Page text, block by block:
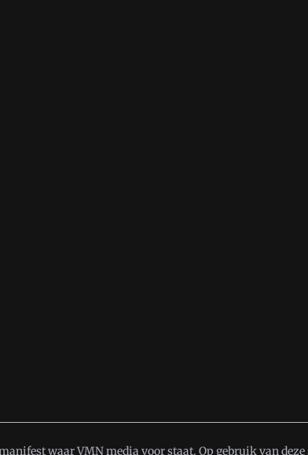
waar VMN media voor staat. Op gebruik van